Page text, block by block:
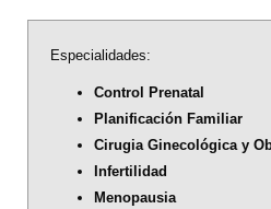
Especialidades:
Control Prenatal
Planificación Familiar
Cirugia Ginecológica y
Infertilidad
Menopausia